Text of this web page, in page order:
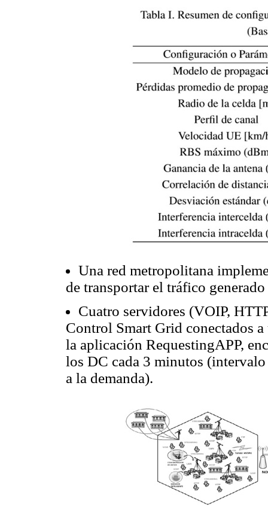
Una red metropolitana
de transportar el tráfico
Cuatro servidores (VOIP,
Control Smart Grid conectados
la aplicación RequestingAPP,
los DC cada 3 minutos (intervalo
a la demanda).